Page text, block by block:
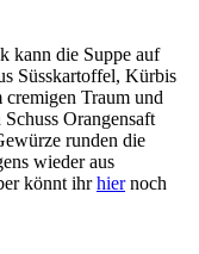
kann die Suppe auf
Süsskartoffel, Kürbis
Traum und
Orangensaft
runden die
wieder aus
könnt ihrhiernoch